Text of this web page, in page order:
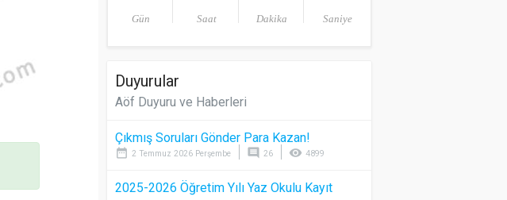
Gün Saat Dakika Saniye
Duyurular
Aöf Duyuru ve Haberleri
Çıkmış Soruları Gönder Para Kazan!
date_range 2 Temmuz 2026 Perşembe comment 26 visibility 4899
2025-2026 Öğretim Yılı Yaz Okulu Kayıt